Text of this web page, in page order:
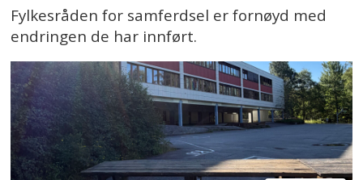
Fylkesråden for samferdsel er fornøyd med
endringen de har innført.